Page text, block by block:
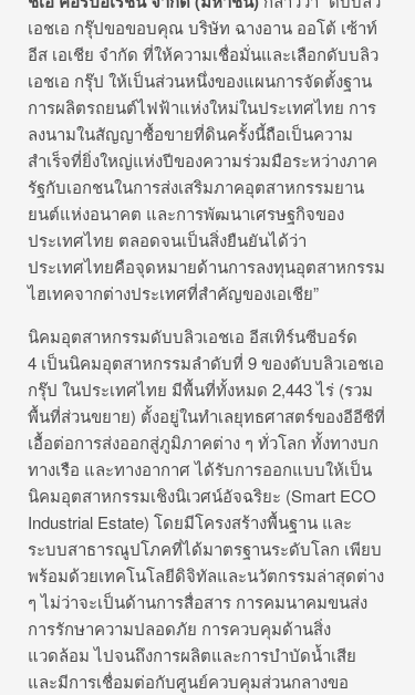
เอชเอ กรุ๊ปขอขอบคุณ บริษัท ฉางอาน ออโต้ เซ้าท์
อีส เอเชีย จำกัด ที่ให้ความเชื่อมั่นและเลือกดับบลิว
เอชเอ กรุ๊ป ให้เป็นส่วนหนึ่งของแผนการจัดตั้งฐาน
การผลิตรถยนต์ไฟฟ้าแห่งใหม่ในประเทศไทย การ
ลงนามในสัญญาซื้อขายที่ดินครั้งนี้ถือเป็นความ
สำเร็จที่ยิ่งใหญ่แห่งปีของความร่วมมือระหว่างภาค
รัฐกับเอกชนในการส่งเสริมภาคอุตสาหกรรมยาน
ยนต์แห่งอนาคต และการพัฒนาเศรษฐกิจของ
ประเทศไทย ตลอดจนเป็นสิ่งยืนยันได้ว่า
ประเทศไทยคือจุดหมายด้านการลงทุนอุตสาหกรรม
ไฮเทคจากต่างประเทศที่สำคัญของเอเชีย”
นิคมอุตสาหกรรมดับบลิวเอชเอ อีสเทิร์นซีบอร์ด
4 เป็นนิคมอุตสาหกรรมลำดับที่ 9 ของดับบลิวเอชเอ
กรุ๊ป ในประเทศไทย มีพื้นที่ทั้งหมด 2,443 ไร่ (รวม
พื้นที่ส่วนขยาย) ตั้งอยู่ในทำเลยุทธศาสตร์ของอีอีซีที่
เอื้อต่อการส่งออกสู่ภูมิภาคต่าง ๆ ทั่วโลก ทั้งทางบก
ทางเรือ และทางอากาศ ได้รับการออกแบบให้เป็น
นิคมอุตสาหกรรมเชิงนิเวศน์อัจฉริยะ (Smart ECO
Industrial Estate) โดยมีโครงสร้างพื้นฐาน และ
ระบบสาธารณูปโภคที่ได้มาตรฐานระดับโลก เพียบ
พร้อมด้วยเทคโนโลยีดิจิทัลและนวัตกรรมล่าสุดต่าง
ๆ ไม่ว่าจะเป็นด้านการสื่อสาร การคมนาคมขนส่ง
การรักษาความปลอดภัย การควบคุมด้านสิ่ง
แวดล้อม ไปจนถึงการผลิตและการบำบัดน้ำเสีย
และมีการเชื่อมต่อกับศูนย์ควบคุมส่วนกลางขอ